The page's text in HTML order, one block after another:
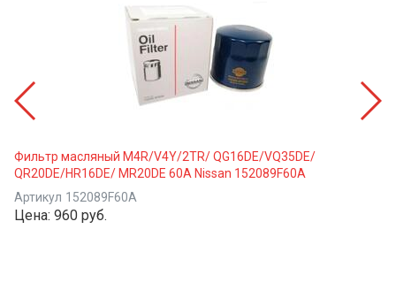
Фильтр масляный M4R/V4Y/2TR/ QG16DE/VQ35DE/
QR20DE/HR16DE/ MR20DE 60A Nissan 152089F60A
Артикул 152089F60A
Цена: 960 руб.